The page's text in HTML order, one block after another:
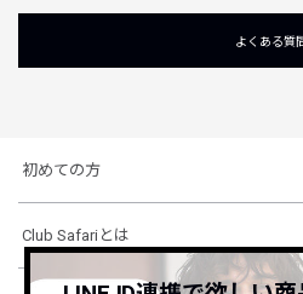
よくある質
初めての方
Club Safariとは